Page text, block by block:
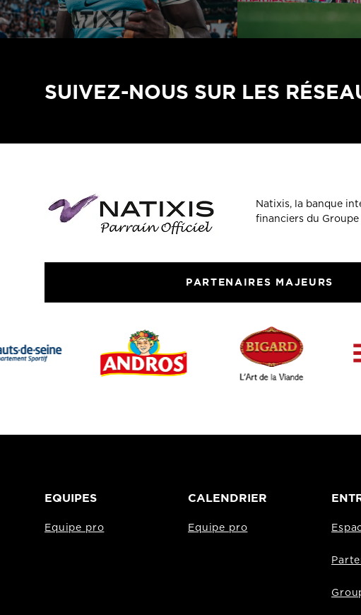
SUIVEZ-NOUS SUR LES
Natixis, la banque
financiers du Groupe
PARTENAIRES MAJEURS
EQUIPES
Equipe pro
CALENDRIER
Equipe pro